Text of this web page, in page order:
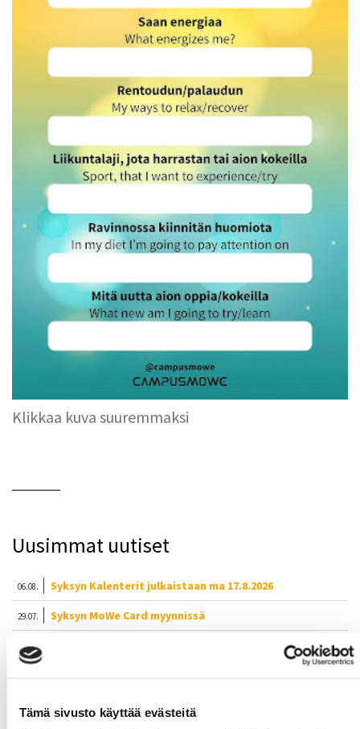
Tämä sivusto käyttää evästeitä
Klikkaa kuva suuremmaksi
Uusimmat uutiset
06.08. Syksyn Kalenterit julkaistaan ma 17.8.2026
29.07. Syksyn MoWe Card myynnissä
24.06.
10.06. Wanted: Uusia ohjaajia